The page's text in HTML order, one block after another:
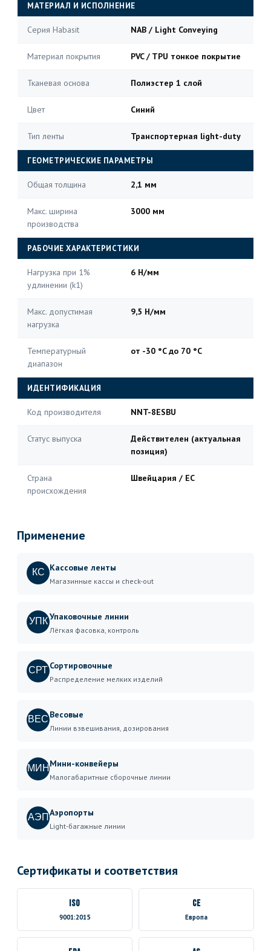
МАТЕРИАЛ И ИСПОЛНЕНИЕ
Серия Habasit NAB / Light Conveying
Материал покрытия PVC / TPU тонкое покрытие
Тканевая основа Полиэстер 1 слой
Цвет Синий
Тип ленты Транспортерная light-duty
ГЕОМЕТРИЧЕСКИЕ ПАРАМЕТРЫ
Общая толщина 2,1 мм
Макс. ширина
производства
3000 мм
РАБОЧИЕ ХАРАКТЕРИСТИКИ
Нагрузка при 1%
удлинении (k1)
6 Н/мм
Макс. допустимая
нагрузка
9,5 Н/мм
Температурный
диапазон
от -30 °C до 70 °C
ИДЕНТИФИКАЦИЯ
Код производителя NNT-8ESBU
Статус выпуска
Действителен (актуальная
позиция)
Страна
происхождения
Швейцария / ЕС
Применение
КС Кассовые ленты
Магазинные кассы и check-out
УПКУпаковочные линии
Лёгкая фасовка, контроль
СРТ Сортировочные
Распределение мелких изделий
ВЕС Весовые
Линии взвешивания, дозирования
МИНМини-конвейеры
Малогабаритные сборочные линии
АЭПАэропорты
Light-багажные линии
Сертификаты и соответствия
ISO
9001:2015
CE
Европа